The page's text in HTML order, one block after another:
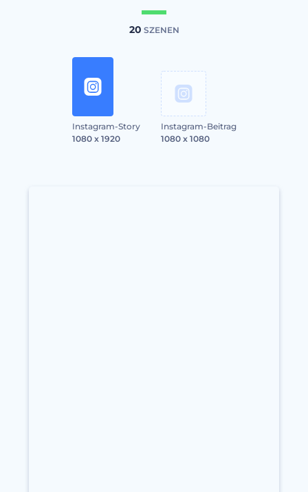
20 SZENEN
Instagram-Story
1080 x 1920
Instagram-Beitrag
1080 x 1080